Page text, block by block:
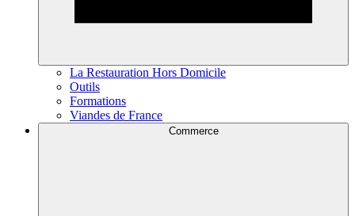
La Restauration Hors Domicile
Outils
Formations
Viandes de France
Commerce